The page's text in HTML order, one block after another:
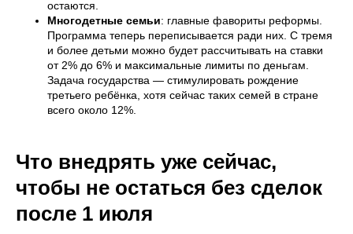
остаются.
Многодетные семьи: главные фавориты реформы.
Программа теперь переписывается ради них. С тремя
и более детьми можно будет рассчитывать на ставки
от 2% до 6% и максимальные лимиты по деньгам.
Задача государства — стимулировать рождение
третьего ребёнка, хотя сейчас таких семей в стране
всего около 12%.
Что внедрять уже сейчас,
чтобы не остаться без сделок
после 1 июля